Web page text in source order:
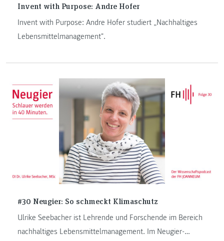
Invent with Purpose: Andre Hofer
Invent with Purpose: Andre Hofer studiert „Nachhaltiges
Lebensmittelmanagement".
#30 Neugier: So schmeckt Klimaschutz
Ulrike Seebacher ist Lehrende und Forschende im Bereich
nachhaltiges Lebensmittelmanagement. Im Neugier-